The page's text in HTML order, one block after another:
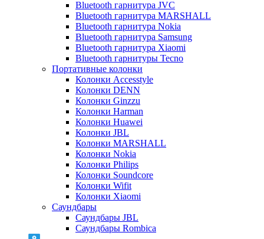
Bluetooth гарнитура JVC
Bluetooth гарнитура MARSHALL
Bluetooth гарнитура Nokia
Bluetooth гарнитура Samsung
Bluetooth гарнитура Xiaomi
Bluetooth гарнитуры Tecno
Портативные колонки
Колонки Accesstyle
Колонки DENN
Колонки Ginzzu
Колонки Harman
Колонки Huawei
Колонки JBL
Колонки MARSHALL
Колонки Nokia
Колонки Philips
Колонки Soundcore
Колонки Wifit
Колонки Xiaomi
Саундбары
Саундбары JBL
Саундбары Rombica